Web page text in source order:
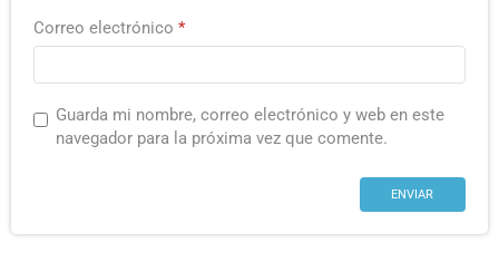
Correo electrónico *
Guarda mi nombre, correo electrónico y web en este
navegador para la próxima vez que comente.